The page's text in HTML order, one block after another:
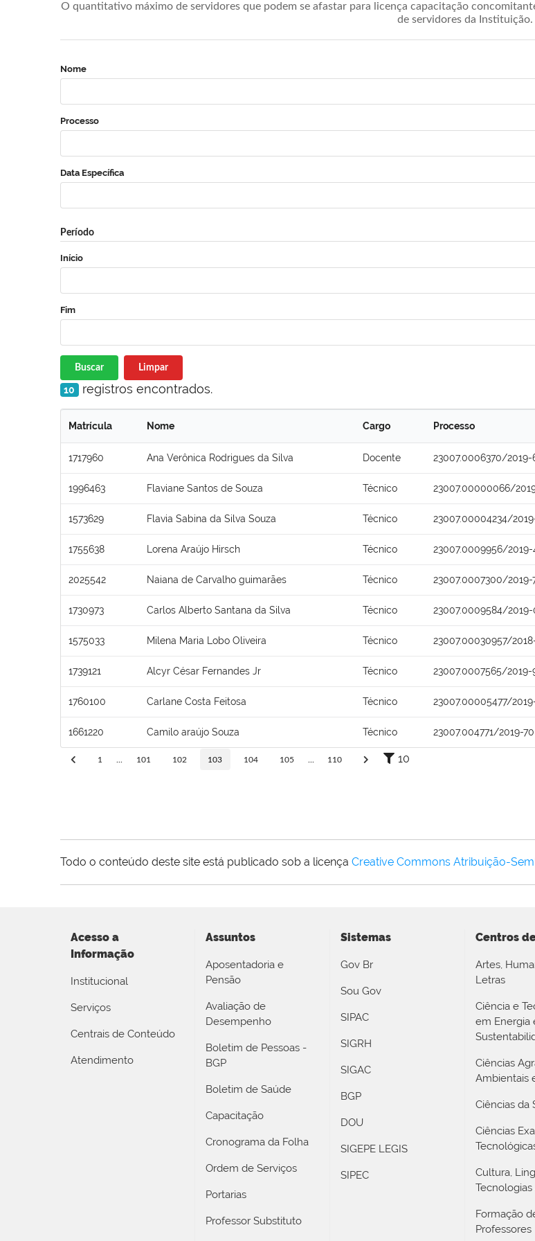
O quantitativo máximo de servidores que podem se afastar para licença capacitação
de servidores da Instituição.
Nome
Processo
Data Específica
Período
Início
Fim
Buscar Limpar
10 registros encontrados.
Matrícula Nome Cargo Processo
1717960 Ana Verônica Rodrigues da Silva Docente 23007.0006370/2019-
1996463 Flaviane Santos de Souza Técnico 23007.00000066/
1573629 Flavia Sabina da Silva Souza Técnico 23007.00004234/
1755638 Lorena Araújo Hirsch Técnico 23007.0009956/2019-
2025542 Naiana de Carvalho guimarães Técnico 23007.0007300/2019-
1730973 Carlos Alberto Santana da Silva Técnico 23007.0009584/2019-
1575033 Milena Maria Lobo Oliveira Técnico 23007.00030957/
1739121 Alcyr César Fernandes Jr Técnico 23007.0007565/2019-
1760100 Carlane Costa Feitosa Técnico 23007.00005477/
1661220 Camilo araújo Souza Técnico 23007.004771/2019-70
1 101 102 103 104 105 110 10
Todo o conteúdo deste site está publicado sob a licença Creative Commons Atribuição-
Acesso a
Informação
Institucional
Serviços
Centrais de Conteúdo
Atendimento
Assuntos
Aposentadoria e
Pensão
Avaliação de
Desempenho
Boletim de Pessoas -
BGP
Boletim de Saúde
Capacitação
Cronograma da Folha
Ordem de Serviços
Portarias
Professor Substituto
Sistemas
Gov Br
Sou Gov
SIPAC
SIGRH
SIGAC
BGP
DOU
SIGEPE LEGIS
SIPEC
Centros
Artes,
Letras
Ciência e
em Energia
Ciências
Ambientais
Ciências da
Ciências
Cultura,
Formação
Professores